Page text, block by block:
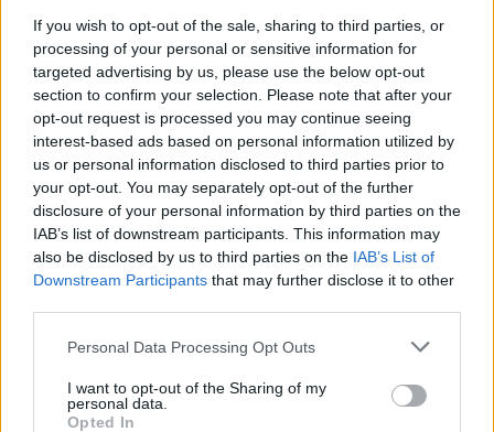
If you wish to opt-out of the sale, sharing to third parties, or
processing of your personal or sensitive information for
targeted advertising by us, please use the below opt-out
section to confirm your selection. Please note that after your
opt-out request is processed you may continue seeing
interest-based ads based on personal information utilized by
us or personal information disclosed to third parties prior to
your opt-out. You may separately opt-out of the further
disclosure of your personal information by third parties on the
IAB’s list of downstream participants. This information may
also be disclosed by us to third parties on the IAB’s List of
Downstream Participants that may further disclose it to other
Personal Data Processing Opt Outs
I want to opt-out of the Sharing of my
personal data.
Opted In
ΥΠΗΡΕΣΊΕΣ ΥΓΕΊΑΣ 03/04/2020 - 13:11
Η Ελληνική Οδοντιατρική Ομοσπονδία κάνει
έκκληση στην Πολιτεία για την κάλυψη των
αναγκών της